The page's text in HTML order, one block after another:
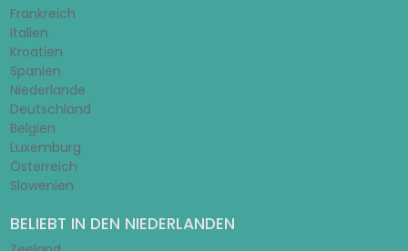
Frankreich
Italien
Kroatien
Spanien
Niederlande
Deutschland
Belgien
Luxemburg
Österreich
Slowenien
BELIEBT IN DEN NIEDERLANDEN